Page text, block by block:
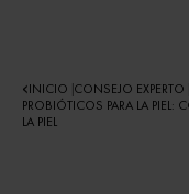
INICIO CONSEJO EXPERTO
PROBIÓTICOS PARA LA
LA PIEL